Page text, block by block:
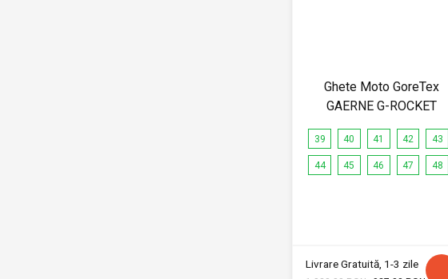
Ghete Moto GoreTex
GAERNE G-ROCKET
39 40 41 42 43
44 45 46 47 48
Livrare Gratuită, 1-3 zile